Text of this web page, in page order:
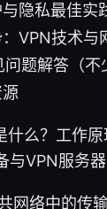
隐私最佳实
VPN技术与
题解答（不
什么？工作
与VPN服务
网络中的传